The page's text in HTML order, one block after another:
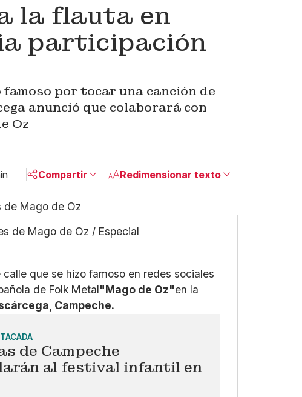
la flauta en
participación
por tocar una canción de
anunció que colaborará con
Oz
Compartir
Linkedin
Facebook
Copiar enlace
Redimensionar texto
Grande
de Mago de Oz / Especial
que se hizo famoso en redes sociales
de Folk Metal"Mago de Oz"en la
Campeche.
de Campeche
al festival infantil en